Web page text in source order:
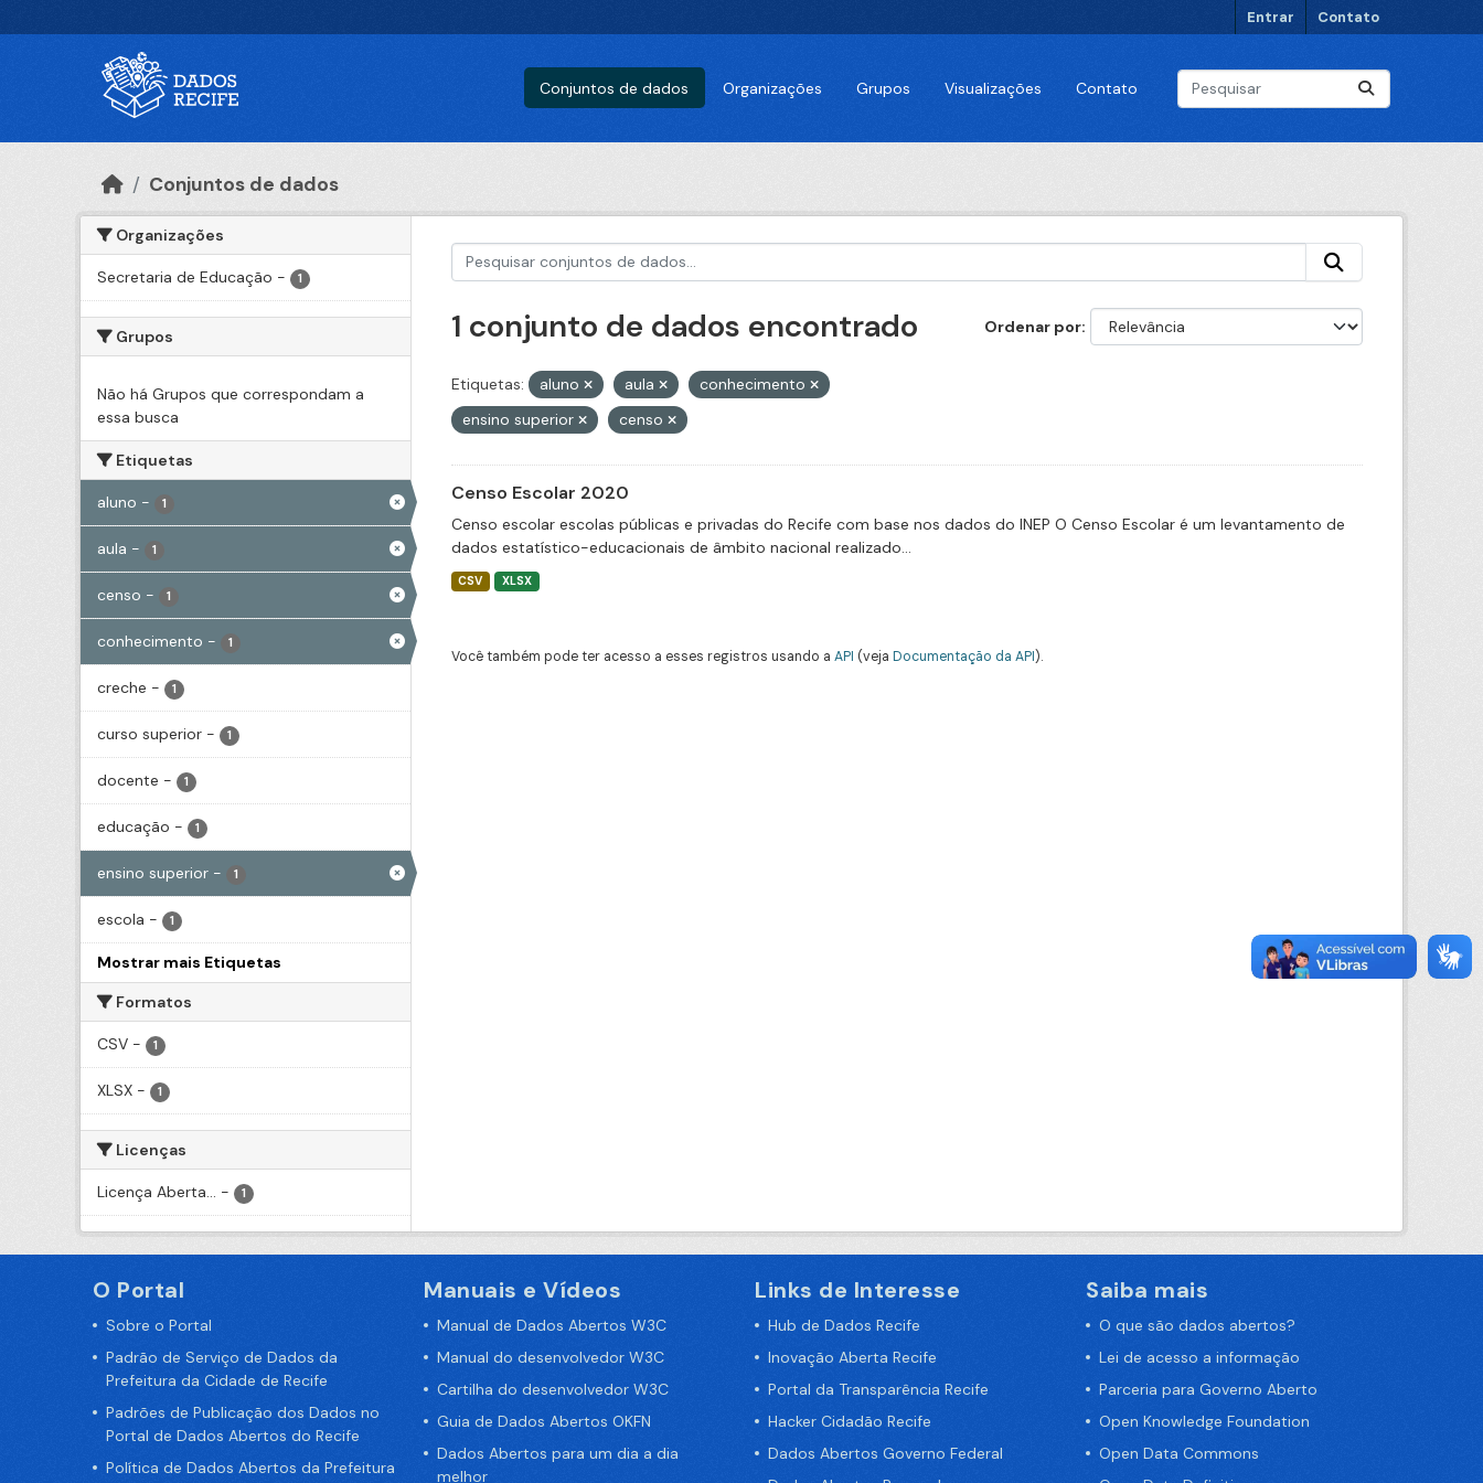
Entrar Contato
Conjuntos de dados Organizações Grupos Visualizações Contato
Conjuntos de dados
Organizações
Secretaria de Educação - 1
Grupos
Não há Grupos que correspondam a
essa busca
Etiquetas
aluno - 1
aula - 1
censo - 1
conhecimento - 1
creche - 1
curso superior - 1
docente - 1
educação - 1
ensino superior - 1
escola - 1
Mostrar mais Etiquetas
Formatos
CSV - 1
XLSX - 1
Licenças
Licença Aberta... - 1
Ordenar por
1 conjunto de dados encontrado
Etiquetas: aluno aula
conhecimento
ensino superior
censo
Censo Escolar 2020
Censo escolar escolas públicas e privadas do Recife com base nos dados do INEP O Censo Escolar é um levantamento de
dados estatístico-educacionais de âmbito nacional realizado...
CSV XLSX
Você também pode ter acesso a esses registros usando a API (veja Documentação da API).
O Portal
Sobre o Portal
Padrão de Serviço de Dados da
Prefeitura da Cidade de Recife
Padrões de Publicação dos Dados no
Portal de Dados Abertos do Recife
Política de Dados Abertos da Prefeitura
Manuais e Vídeos
Manual de Dados Abertos W3C
Manual do desenvolvedor W3C
Cartilha do desenvolvedor W3C
Guia de Dados Abertos OKFN
Dados Abertos para um dia a dia
melhor
Links de Interesse
Hub de Dados Recife
Inovação Aberta Recife
Portal da Transparência Recife
Hacker Cidadão Recife
Dados Abertos Governo Federal
Saiba mais
O que são dados abertos?
Lei de acesso a informação
Parceria para Governo Aberto
Open Knowledge Foundation
Open Data Commons